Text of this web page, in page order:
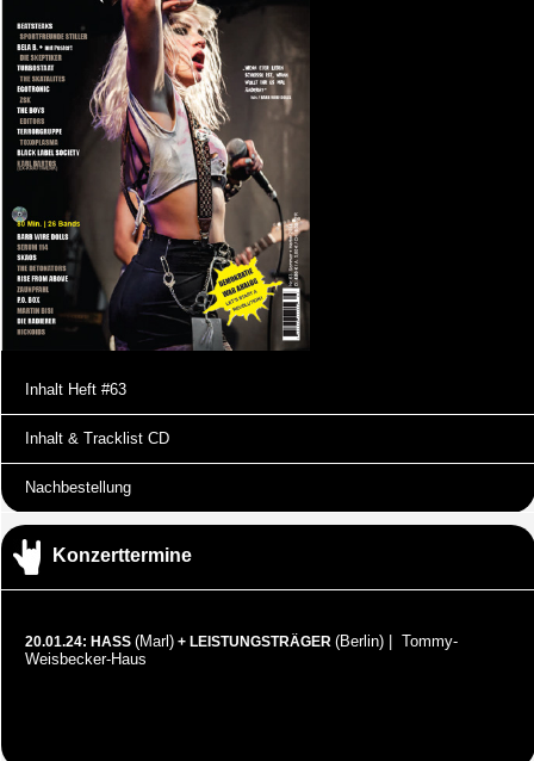
Inhalt Heft #63
Inhalt & Tracklist CD
Nachbestellung
Konzerttermine
20.01.24: HASS (Marl) + LEISTUNGSTRÄGER (Berlin) | Tommy-
Weisbecker-Haus